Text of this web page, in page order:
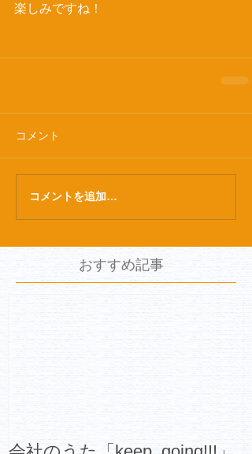
楽しみですね！
コメント
コメントを追加…
おすすめ記事